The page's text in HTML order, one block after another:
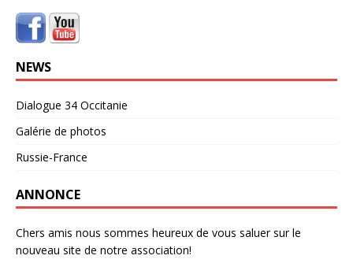
NEWS
Dialogue 34 Occitanie
Galérie de photos
Russie-France
ANNONCE
Chers amis nous sommes heureux de vous saluer sur le
nouveau site de notre association!